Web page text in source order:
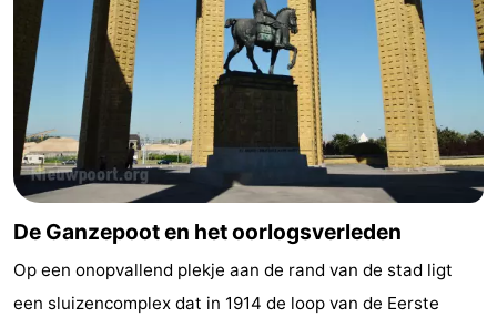
De Ganzepoot en het oorlogsverleden
Op een onopvallend plekje aan de rand van de stad ligt
een sluizencomplex dat in 1914 de loop van de Eerste